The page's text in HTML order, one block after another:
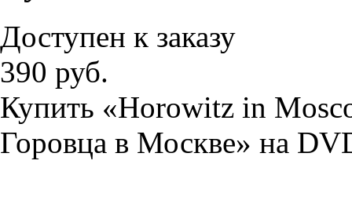
Доступен к заказу
390 руб.
Купить «Horowitz in
Горовца в Москве» на